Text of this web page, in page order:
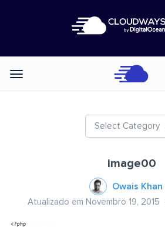
Categories
Select Category
image00
Owais Khan
Atualizado em Novembro 19, 2015